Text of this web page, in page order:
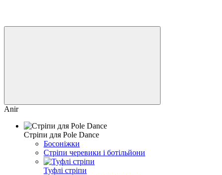
Anir
Cтріпи для Pole Dance
Босоніжки
Стріпи черевики і ботільйони
Туфлі стріпи